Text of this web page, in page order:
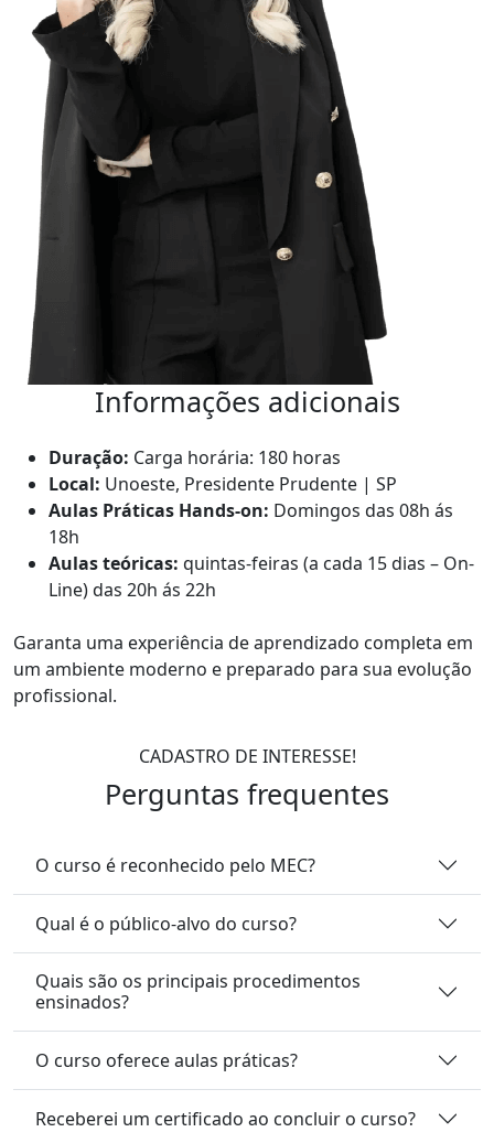
Informações adicionais
Duração: Carga horária: 180 horas
Local: Unoeste, Presidente Prudente | SP
Aulas Práticas Hands-on: Domingos das 08h ás
18h
Aulas teóricas: quintas-feiras (a cada 15 dias – On-
Line) das 20h ás 22h
Garanta uma experiência de aprendizado completa em
um ambiente moderno e preparado para sua evolução
profissional.
CADASTRO DE INTERESSE!
Perguntas frequentes
O curso é reconhecido pelo MEC?
Qual é o público-alvo do curso?
Quais são os principais procedimentos
ensinados?
O curso oferece aulas práticas?
Receberei um certificado ao concluir o curso?